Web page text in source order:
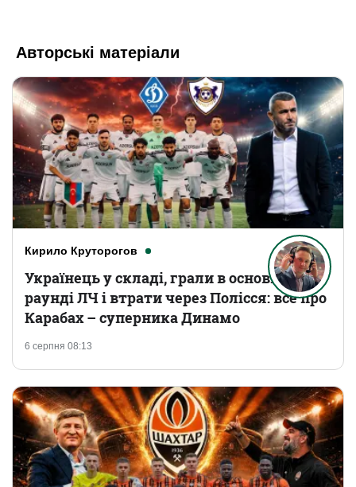
Авторські матеріали
Кирило Круторогов
6 серпня 08:13
Українець у складі, грали в основному
раунді ЛЧ і втрати через Полісся: все про
Карабах – суперника Динамо